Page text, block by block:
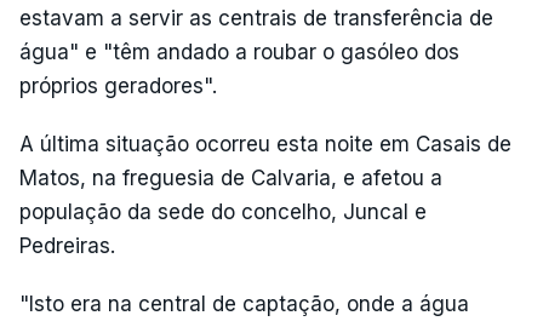
estavam a servir as centrais de transferência de
água" e "têm andado a roubar o gasóleo dos
próprios geradores".
A última situação ocorreu esta noite em Casais de
Matos, na freguesia de Calvaria, e afetou a
população da sede do concelho, Juncal e
Pedreiras.
"Isto era na central de captação, onde a água